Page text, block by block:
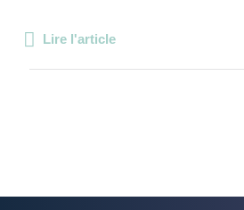
Lire l'article